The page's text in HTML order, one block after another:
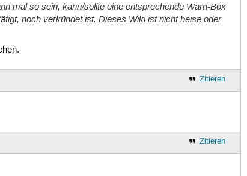
mal so sein, kann/sollte eine entsprechende Warn-Box
noch verkündet ist. Dieses Wiki ist nicht heise oder
Zitieren
Zitieren